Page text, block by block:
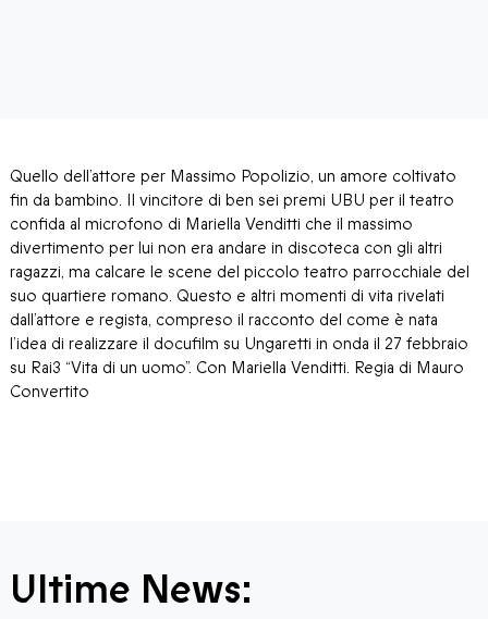
Quello dell’attore per Massimo Popolizio, un amore coltivato
fin da bambino. Il vincitore di ben sei premi UBU per il teatro
confida al microfono di Mariella Venditti che il massimo
divertimento per lui non era andare in discoteca con gli altri
ragazzi, ma calcare le scene del piccolo teatro parrocchiale del
suo quartiere romano. Questo e altri momenti di vita rivelati
dall’attore e regista, compreso il racconto del come è nata
l’idea di realizzare il docufilm su Ungaretti in onda il 27 febbraio
su Rai3 “Vita di un uomo”. Con Mariella Venditti. Regia di Mauro
Convertito
Ultime News: